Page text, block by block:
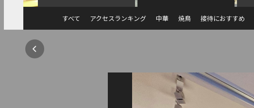
すべて アクセスランキング 中華 焼鳥 接待におすすめ